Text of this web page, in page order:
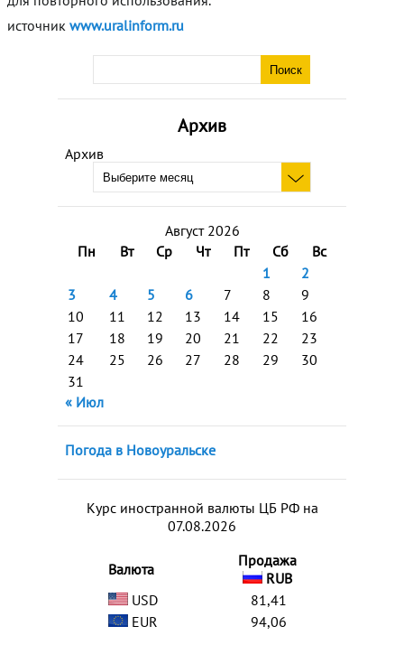
Архив
Архив
Август 2026
Пн
Вт Ср Чт Пт Сб
Вс
1
2
3
4 5 6 7 8
9
10
11 12 13 14 15
16
17
18 19 20 21 22
23
24
25 26 27 28 29
30
31
« Июл
Погода в Новоуральске
Курс иностранной валюты ЦБ РФ на
07.08.2026
Валюта
Продажа
RUB
USD
81,41
EUR
94,06
источник www.uralinform.ru